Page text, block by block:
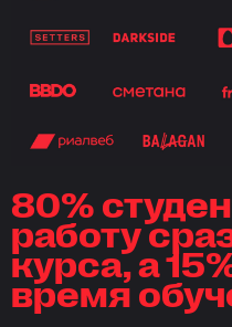
80%
работу
курса, а
время